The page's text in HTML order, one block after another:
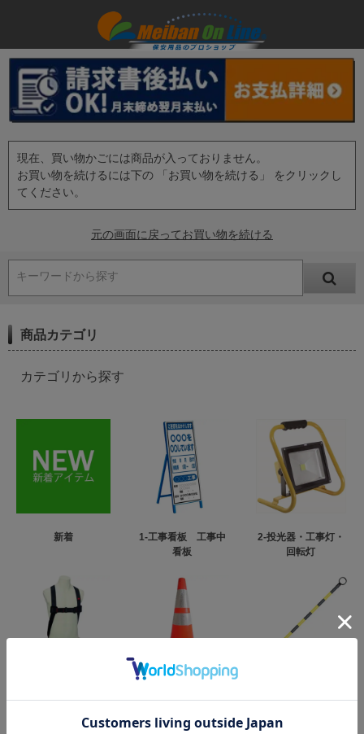
現在、買い物かごには商品が入っておりません。
お買い物を続けるには下の 「お買い物を続ける」 をクリックし
てください。
元の画面に戻ってお買い物を続ける
キーワードから探す
商品カテゴリ
カテゴリから探す
新着
1-工事看板 工事中
看板
2-投光器・工事灯・
回転灯